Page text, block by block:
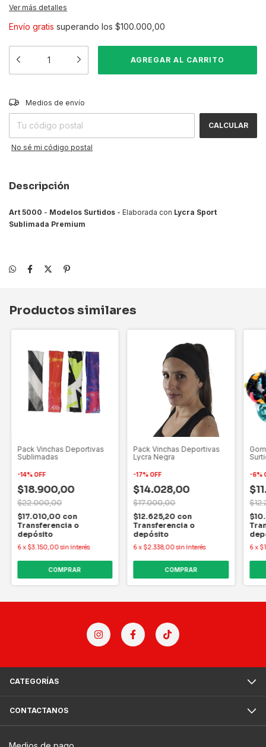
Ver más detalles
Envío gratis superando los $100.000,00
Entregas para el CP:
Medios de envío
CALCULAR
No sé mi código postal
Descripción
Art 5000 - Modelos Surtidos - Elaborada con Lycra Sport
Sublimada Premium
Productos similares
Pack Vinchas Deportivas
Sublimadas
-14%OFF
$18.900,00
$22.000,00
$17.010,00 con
Transferencia o
depósito
6x $3.150,00sin interés
Pack Vinchas Deportivas
Lycra Negra
-17%OFF
$14.028,00
$17.000,00
$12.625,20 con
Transferencia o
depósito
6x $2.338,00sin interés
-6%
6x
CATEGORÍAS
CONTACTANOS